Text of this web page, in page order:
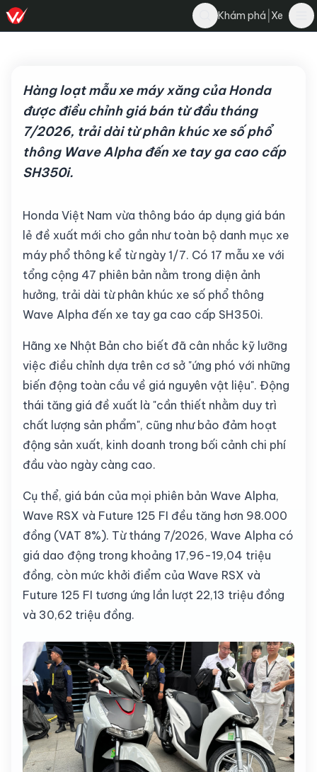
Khám phá Xe
3 tháng 7, 2026·3 phút đọc· 325
Bình luận
Hàng loạt mẫu xe máy xăng của Honda
được điều chỉnh giá bán từ đầu tháng
7/2026, trải dài từ phân khúc xe số phổ
thông Wave Alpha đến xe tay ga cao cấp
SH350i.
Honda Việt Nam vừa thông báo áp dụng giá bán
lẻ đề xuất mới cho gần như toàn bộ danh mục xe
máy phổ thông kể từ ngày 1/7. Có 17 mẫu xe với
tổng cộng 47 phiên bản nằm trong diện ảnh
hưởng, trải dài từ phân khúc xe số phổ thông
Wave Alpha đến xe tay ga cao cấp SH350i.
Hãng xe Nhật Bản cho biết đã cân nhắc kỹ lưỡng
việc điều chỉnh dựa trên cơ sở "ứng phó với những
biến động toàn cầu về giá nguyên vật liệu". Động
thái tăng giá đề xuất là "cần thiết nhằm duy trì
chất lượng sản phẩm", cũng như bảo đảm hoạt
động sản xuất, kinh doanh trong bối cảnh chi phí
đầu vào ngày càng cao.
Cụ thể, giá bán của mọi phiên bản Wave Alpha,
Wave RSX và Future 125 FI đều tăng hơn 98.000
đồng (VAT 8%). Từ tháng 7/2026, Wave Alpha có
giá dao động trong khoảng 17,96-19,04 triệu
đồng, còn mức khởi điểm của Wave RSX và
Future 125 FI tương ứng lần lượt 22,13 triệu đồng
và 30,62 triệu đồng.